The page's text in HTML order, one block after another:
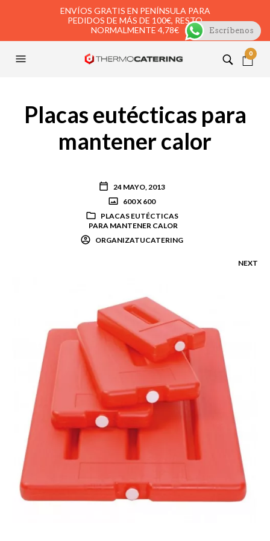
ENVÍOS GRATIS EN PENÍNSULA PARA
PEDIDOS DE MÁS DE 100€, RESTO
NORMALMENTE 4,78€
0
Placas eutécticas para
mantener calor
24 MAYO, 2013
600 X 600
PLACAS EUTÉCTICAS
PARA MANTENER CALOR
ORGANIZATUCATERING
NEXT
Escríbenos